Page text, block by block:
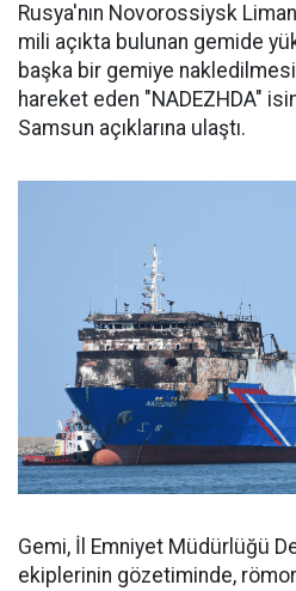
Rusya'nın Novorossiysk
mili açıkta bulunan gemide
başka bir gemiye
hareket eden "NADEZHDA"
Samsun açıklarına ulaştı.
Gemi, İl Emniyet Müdürlüğü
ekiplerinin gözetiminde,